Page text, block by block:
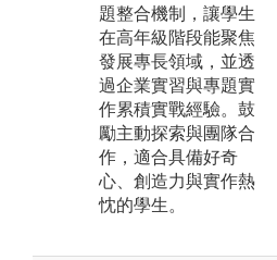
題整合機制，讓學生
在高年級階段能聚焦
發展專長領域，並透
過企業實習與專題實
作累積實戰經驗。鼓
勵主動探索與團隊合
作，適合具備好奇
心、創造力與實作熱
忱的學生。